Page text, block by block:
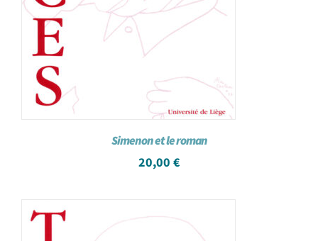
Simenon et le roman
20,00 €